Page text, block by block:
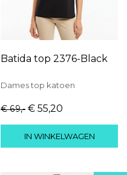
Batida top 2376-Black
Damestop katoen
€ 69,- € 55,20
IN WINKELWAGEN